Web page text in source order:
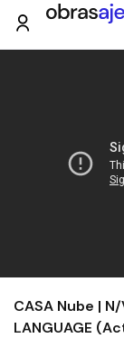
CASA Nube |
LANGUAGE